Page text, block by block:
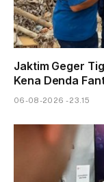
Jaktim Geger
Kena Denda
06-08-2026 - 23.15